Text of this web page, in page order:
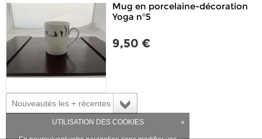
UTILISATION DES COOKIES ×
Mug en porcelaine-décoration
Yoga n°5
9,50 €
Nouveautés les + récentes